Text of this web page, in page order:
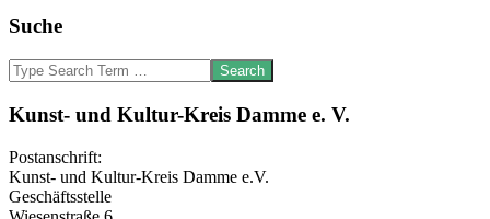
Suche
Search
Kunst- und Kultur-Kreis Damme e. V.
Postanschrift:
Kunst- und Kultur-Kreis Damme e.V.
Geschäftsstelle